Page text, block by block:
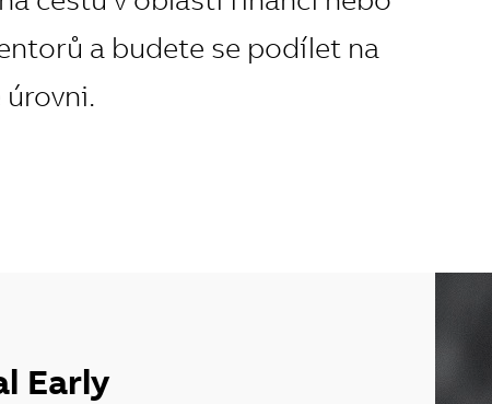
a budete se podílet na
úrovni.
Early